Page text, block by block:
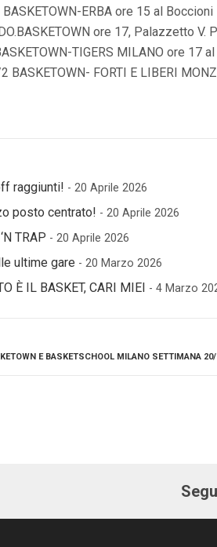
ERBA ore 15 al Boccioni
ore 17, Palazzetto V.
TIGERS MILANO ore 17 al
BASKETOWN- FORTI E LIBERI
raggiunti! - 20 Aprile 2026
posto centrato! - 20 Aprile 2026
TRAP - 20 Aprile 2026
ultime gare - 20 Marzo 2026
È IL BASKET, CARI MIEI - 4 Marzo
E BASKETSCHOOL MILANO SETTIMANA